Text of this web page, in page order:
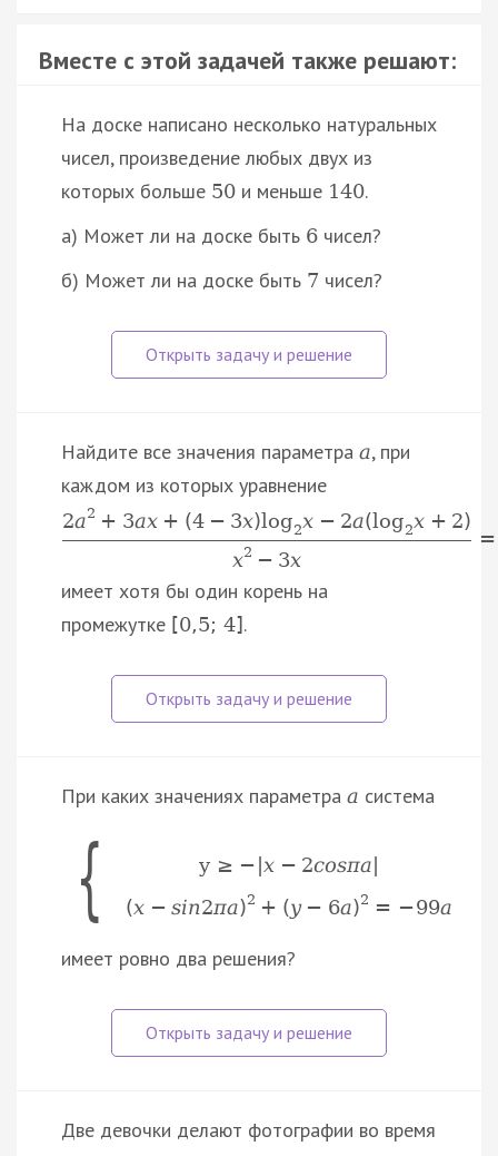
Вместе с этой задачей также решают:
На доске написано несколько натуральных
чисел, произведение любых двух из
которых больше 50 и меньше 140.
а) Может ли на доске быть 6 чисел?
б) Может ли на доске быть 7 чисел?
Найдите все значения параметра a, при
каждом из которых уравнение
2a2 + 3ax + (4 − 3x)log2x − 2a(log2x + 2)
x2 − 3x
=
имеет хотя бы один корень на
промежутке [0,5; 4].
При каких значениях параметра a система
{ y ≥ − x − 2cosπa
(x − sin2πa)2 + (y − 6a)2 = −99a
имеет ровно два решения?
Две девочки делают фотографии во время